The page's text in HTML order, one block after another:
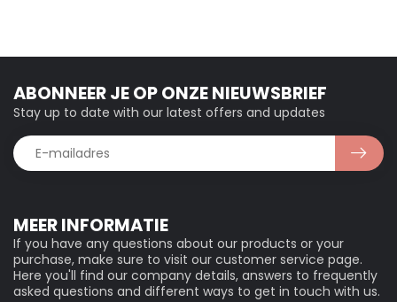
MEER INFORMATIE
If you have any questions about our products or your
purchase, make sure to visit our customer service page.
Here you'll find our company details, answers to frequently
asked questions and different ways to get in touch with us.
ABONNEER JE OP ONZE NIEUWSBRIEF
Stay up to date with our latest offers and updates